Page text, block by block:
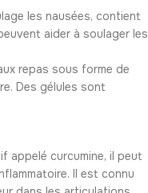
les nausées, contient
aider à soulager les
repas sous forme de
Des gélules sont
appelé curcumine, il peut
Il est connu